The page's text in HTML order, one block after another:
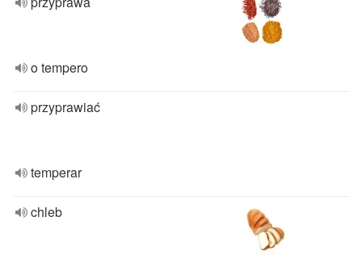
o tempero
przyprawiać
temperar
chleb